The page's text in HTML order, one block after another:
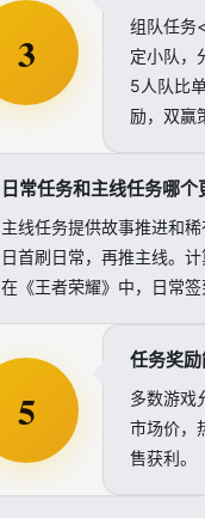
3
组队任务
定小队，
5人队比
励，双赢
日常任务和主线任务哪个
主线任务提供故事推进和
日首刷日常，再推主线。
在《王者荣耀》中，日常
5
任务奖励
多数游戏
市场价，
售获利。